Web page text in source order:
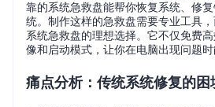
靠的系统急救盘能帮你恢复系统、修
统。制作这样的急救盘需要专业工具
系统急救盘的理想选择。它不仅免费
像和启动模式，让你在电脑出现问题时
痛点分析：传统系统修复的困